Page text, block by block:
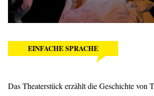
EINFACHE SPRACHE
Das Theaterstück erzählt die Geschichte von